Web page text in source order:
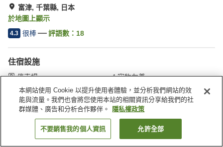
富津, 千葉縣, 日本
於地圖上顯示
4.3 很棒 評語數： 18
住宿設施
停車場 寵物友善
首頁 日本 千葉縣 富津 Cotomaru Wanship 民宿
找客房
本網站使用 Cookie 以提升使用者體驗，並分析我們網站的效
能與流量。我們也會將您使用本站的相關資訊分享給我們的社
群媒體、廣告和分析合作夥伴。
隱私權政策
不要銷售我的個人資訊 允許全部